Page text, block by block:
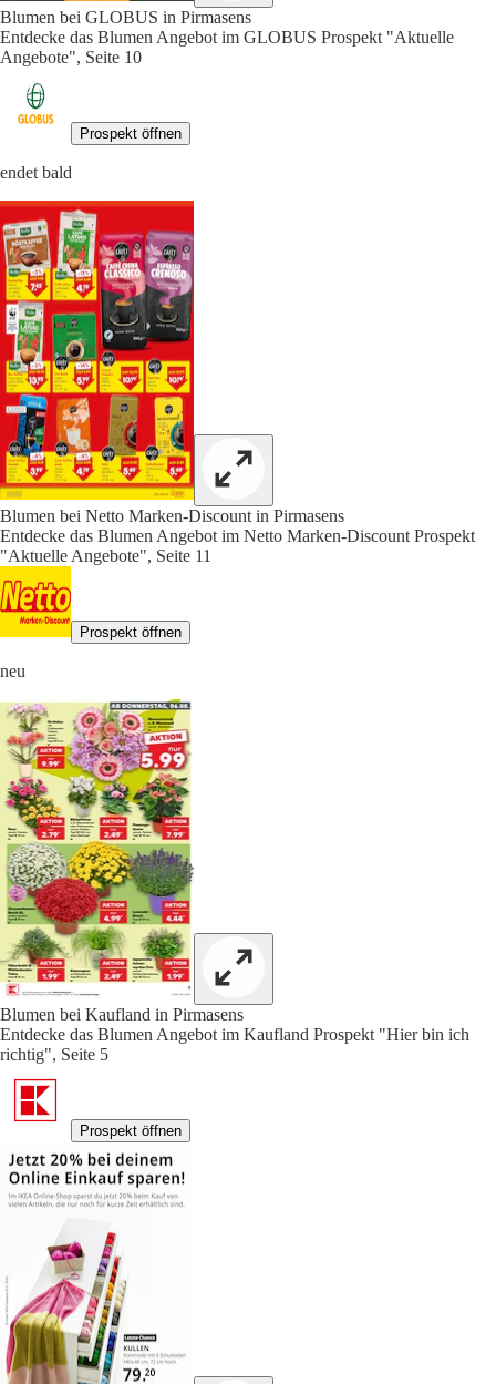
Blumen bei GLOBUS in Pirmasens
Entdecke das Blumen Angebot im GLOBUS Prospekt "Aktuelle
Angebote", Seite 10
Prospekt öffnen
endet bald
Blumen bei Netto Marken-Discount in Pirmasens
Entdecke das Blumen Angebot im Netto Marken-Discount Prospekt
"Aktuelle Angebote", Seite 11
Prospekt öffnen
neu
Blumen bei Kaufland in Pirmasens
Entdecke das Blumen Angebot im Kaufland Prospekt "Hier bin ich
richtig", Seite 5
Prospekt öffnen